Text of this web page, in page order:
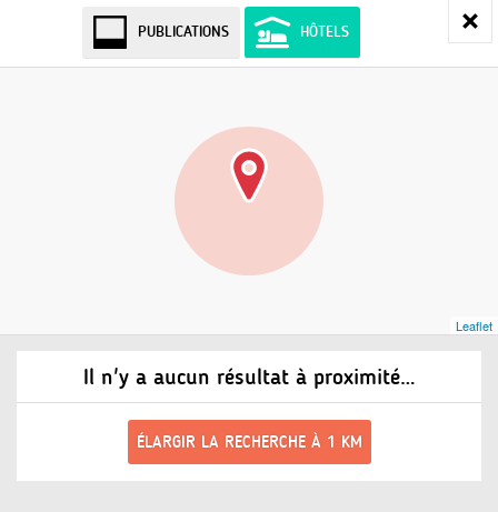
PUBLICATIONS HÔTELS
Il n'y a aucun résultat à proximité…
ÉLARGIR LA RECHERCHE À 1 KM
Leaflet